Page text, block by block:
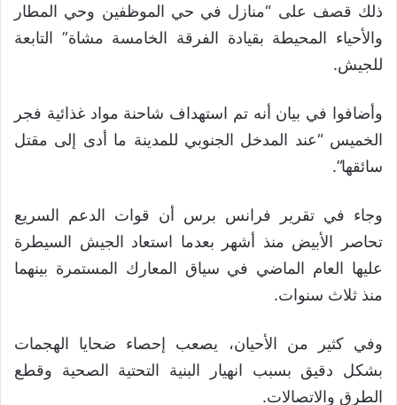
ذلك قصف على “منازل في حي الموظفين وحي المطار
والأحياء المحيطة بقيادة الفرقة الخامسة مشاة” التابعة
للجيش.
وأضافوا في بيان أنه تم استهداف شاحنة مواد غذائية فجر
الخميس “عند المدخل الجنوبي للمدينة ما أدى إلى مقتل
سائقها”.
وجاء في تقرير فرانس برس أن قوات الدعم السريع
تحاصر الأبيض منذ أشهر بعدما استعاد الجيش السيطرة
عليها العام الماضي في سياق المعارك المستمرة بينهما
منذ ثلاث سنوات.
وفي كثير من الأحيان، يصعب إحصاء ضحايا الهجمات
بشكل دقيق بسبب انهيار البنية التحتية الصحية وقطع
الطرق والاتصالات.